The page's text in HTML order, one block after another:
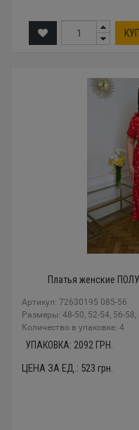
Платья женские
Артикул: 72630195 085-56
Размеры: 48-50, 52-54, 56-58,
Количество в упаковке: 4
УПАКОВКА: 2092 ГРН.
ЦЕНА ЗА ЕД.: 523 грн.